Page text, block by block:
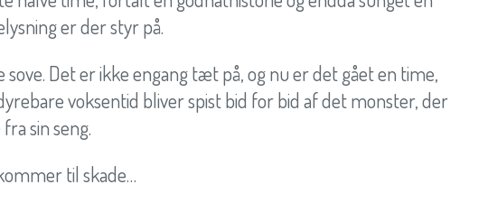
er der styr på.
sove. Det er ikke engang tæt på, og nu er det gået en time,
voksentid bliver spist bid for bid af det monster, der
sin seng.
til skade…